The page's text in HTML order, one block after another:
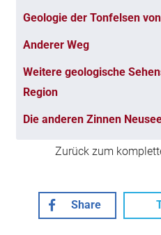
Geologie der Tonfelsen
Anderer Weg
Weitere geologische
Region
Die anderen Zinnen
Zurück zum
Share